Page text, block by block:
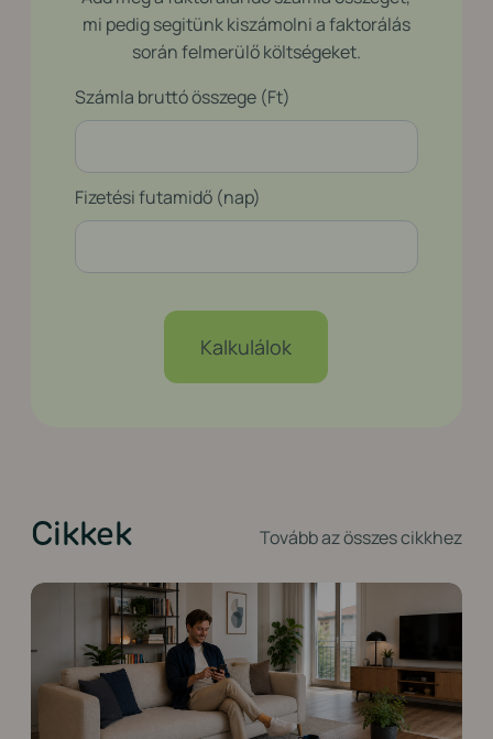
mi pedig segitünk kiszámolni a faktorálás
során felmerülő költségeket.
Számla bruttó összege (Ft)
Fizetési futamidő (nap)
Kalkulálok
Cikkek Tovább az összes cikkhez